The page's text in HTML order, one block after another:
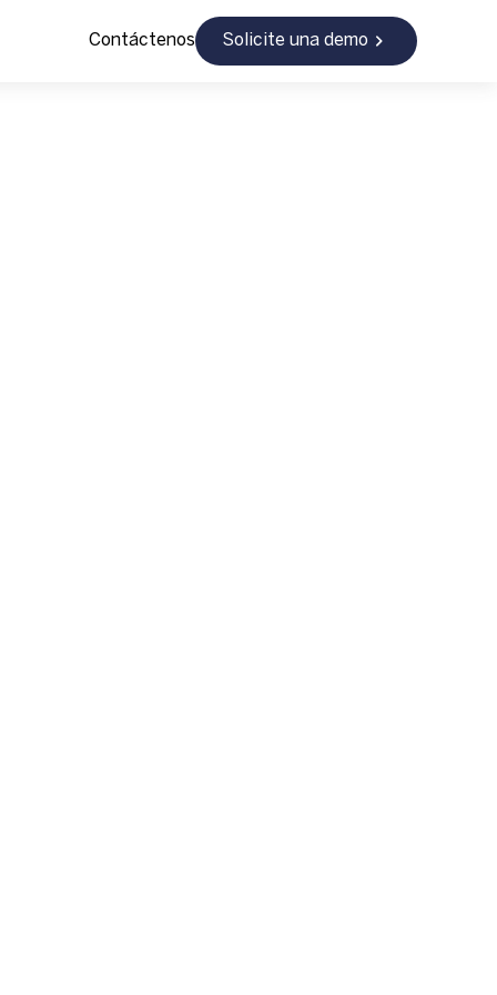
Contáctenos Solicite una demo